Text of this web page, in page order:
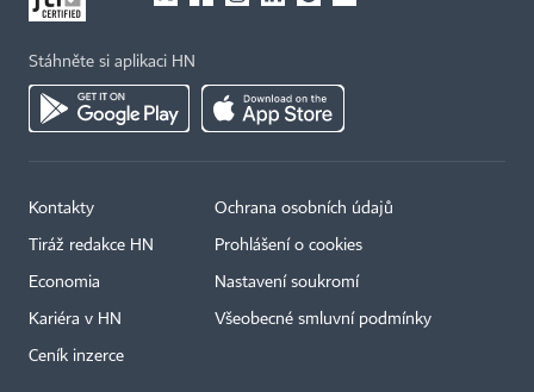
Stáhněte si aplikaci HN
Kontakty
Tiráž redakce HN
Economia
Kariéra v HN
Ceník inzerce
Ochrana osobních údajů
Prohlášení o cookies
Nastavení soukromí
Všeobecné smluvní podmínky